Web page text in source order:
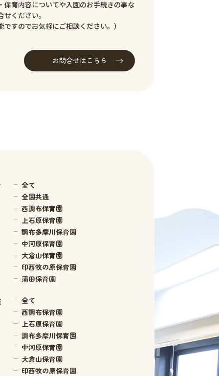
保育内容についてや入園のお手続きの事な
ください。
ですのでお気軽にご相談ください。）
お問合せはこちら
全て
全園共通
西調布保育園
上石原保育園
調布多摩川保育園
中河原保育園
大倉山保育園
印西牧の原保育園
蒲田保育園
全て
西調布保育園
上石原保育園
調布多摩川保育園
中河原保育園
大倉山保育園
印西牧の原保育園